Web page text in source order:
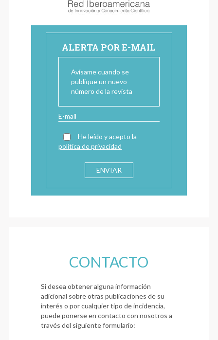
ALERTA POR E-MAIL
Avísame cuando se
publique un nuevo
número de la revista
He leído y acepto la
política de privacidad
CONTACTO
Si desea obtener alguna información
adicional sobre otras publicaciones de su
interés o por cualquier tipo de incidencia,
puede ponerse en contacto con nosotros a
través del siguiente formulario: